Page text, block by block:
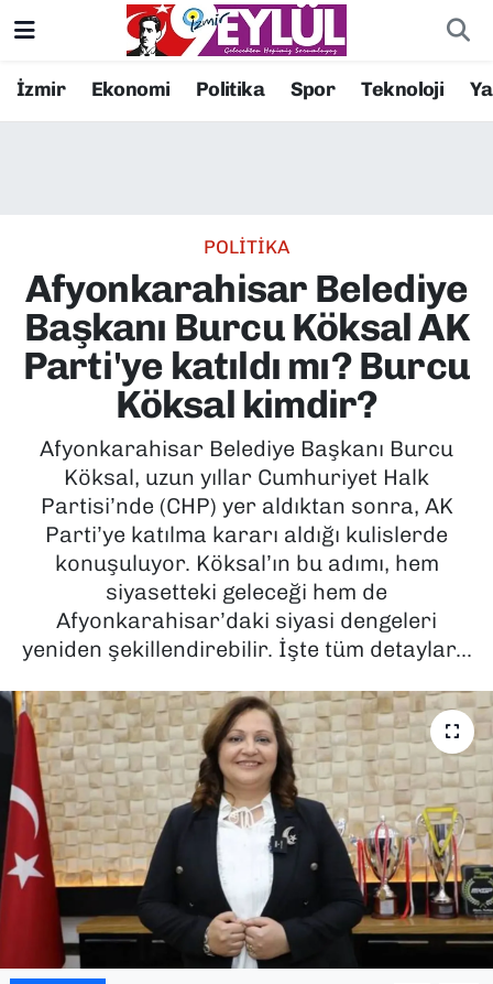
İzmir Ekonomi Politika Spor Teknoloji
POLİTİKA
Afyonkarahisar Belediye
Başkanı Burcu Köksal AK
Parti'ye katıldı mı? Burcu
Köksal kimdir?
Afyonkarahisar Belediye Başkanı Burcu
Köksal, uzun yıllar Cumhuriyet Halk
Partisi’nde (CHP) yer aldıktan sonra, AK
Parti’ye katılma kararı aldığı kulislerde
konuşuluyor. Köksal’ın bu adımı, hem
siyasetteki geleceği hem de
Afyonkarahisar’daki siyasi dengeleri
yeniden şekillendirebilir. İşte tüm detaylar...
Resmi İlanlar
EKONOMİ
KÜLTÜR SANAT
MAGAZİN
POLİTİKA
SAĞLIK
SPOR
TEKNOLOJİ
YAŞAM
YEREL YÖNETİMLER
Konak Nöbetçi Eczaneler
Süper Lig Puan Durumu ve Fikstür
Tüm Manşetler
Son Dakika Haberleri
Haber Arşivi